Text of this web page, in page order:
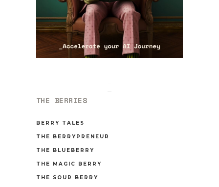
THE BERRIES
BERRY TALES
THE BERRYPRENEUR
THE BLUEBERRY
THE MAGIC BERRY
THE SOUR BERRY